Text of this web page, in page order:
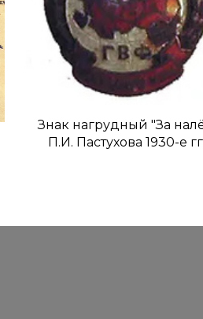
Знак нагрудный "За
П.И. Пастухова 1930-е